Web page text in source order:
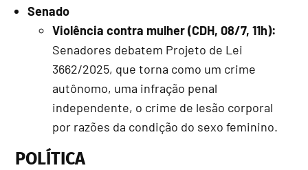
Senado
Violência contra mulher (CDH, 08/7, 11h):
Senadores debatem Projeto de Lei
3662/2025, que torna como um crime
autônomo, uma infração penal
independente, o crime de lesão corporal
por razões da condição do sexo feminino.
POLÍTICA